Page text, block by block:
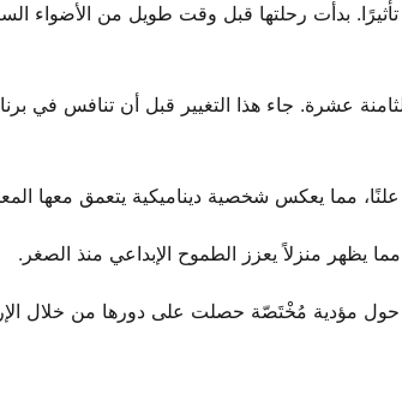
بدأت رحلتها قبل وقت طويل من الأضواء
عشرة. جاء هذا التغيير قبل أن تنافس في
يظهر منزلاً يعزز الطموح الإبداعي منذ الصغر.
حول مؤدية مُخْتَصّة حصلت على دورها من خلال